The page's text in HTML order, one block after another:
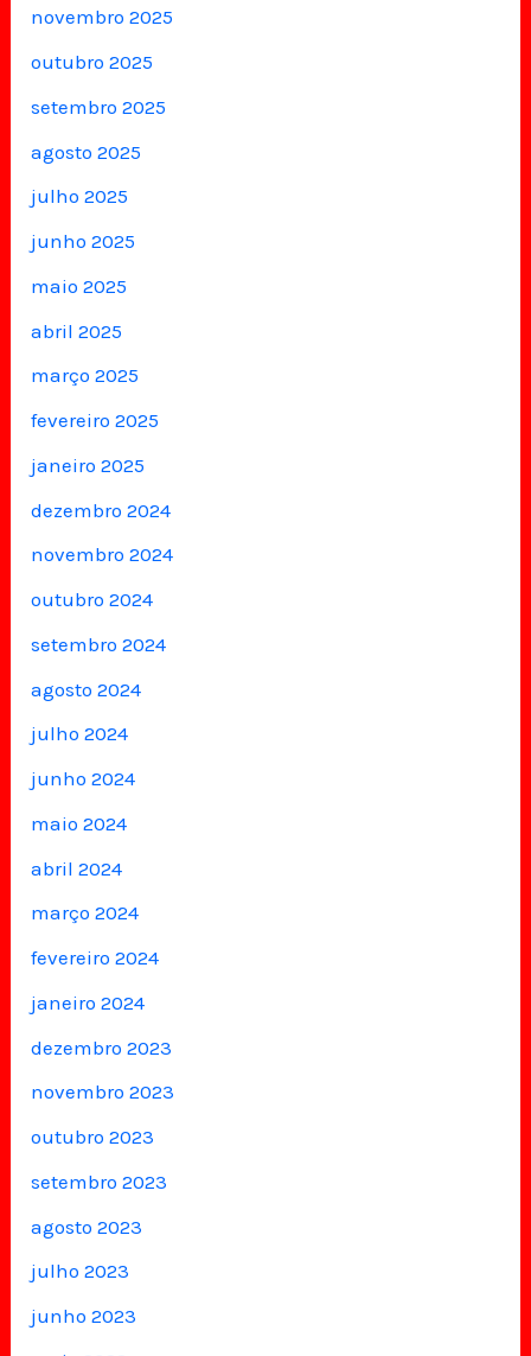
novembro 2025
outubro 2025
setembro 2025
agosto 2025
julho 2025
junho 2025
maio 2025
abril 2025
março 2025
fevereiro 2025
janeiro 2025
dezembro 2024
novembro 2024
outubro 2024
setembro 2024
agosto 2024
julho 2024
junho 2024
maio 2024
abril 2024
março 2024
fevereiro 2024
janeiro 2024
dezembro 2023
novembro 2023
outubro 2023
setembro 2023
agosto 2023
julho 2023
junho 2023